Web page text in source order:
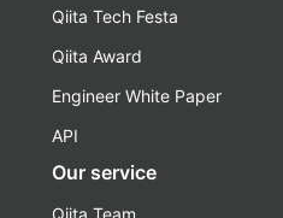
Qiita Tech Festa
Qiita Award
Engineer White Paper
API
Our service
Qiita Team